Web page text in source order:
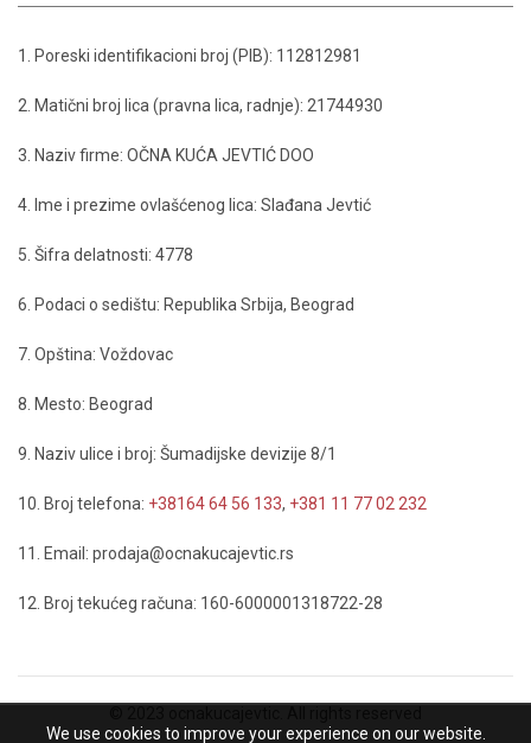
1. Poreski identifikacioni broj (PIB): 112812981
2. Matični broj lica (pravna lica, radnje): 21744930
3. Naziv firme: OČNA KUĆA JEVTIĆ DOO
4. Ime i prezime ovlašćenog lica: Slađana Jevtić
5. Šifra delatnosti: 4778
6. Podaci o sedištu: Republika Srbija, Beograd
7. Opština: Voždovac
8. Mesto: Beograd
9. Naziv ulice i broj: Šumadijske devizije 8/1
10. Broj telefona: +38164 64 56 133, +381 11 77 02 232
11. Email: prodaja@ocnakucajevtic.rs
12. Broj tekućeg računa: 160-6000001318722-28
We use cookies to improve your experience on our website.